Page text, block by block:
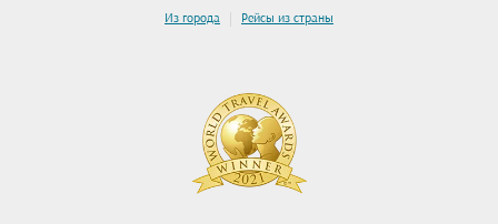
Из города | Рейсы из страны